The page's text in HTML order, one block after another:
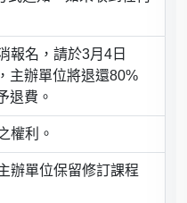
報名，請於3月4日
主辦單位將退還80%
退費。
權利。
辦單位保留修訂課程